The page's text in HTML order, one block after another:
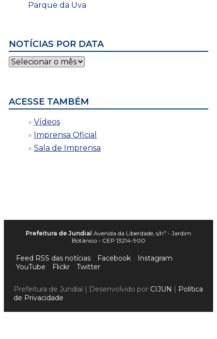
Parque da Uva
NOTÍCIAS POR DATA
Notícias
por
ACESSE TAMBÉM
Vídeos
Imprensa Oficial
Sala de Imprensa
Prefeitura de Jundiaí Avenida da Liberdade, s/nº - Jardim
Botânico - CEP 13214-900
Feed RSS das notícias Facebook
Instagram
YouTube
Flickr Twitter
Prefeitura de Jundiaí | Desenvolvido por CIJUN | Política
de Privacidade